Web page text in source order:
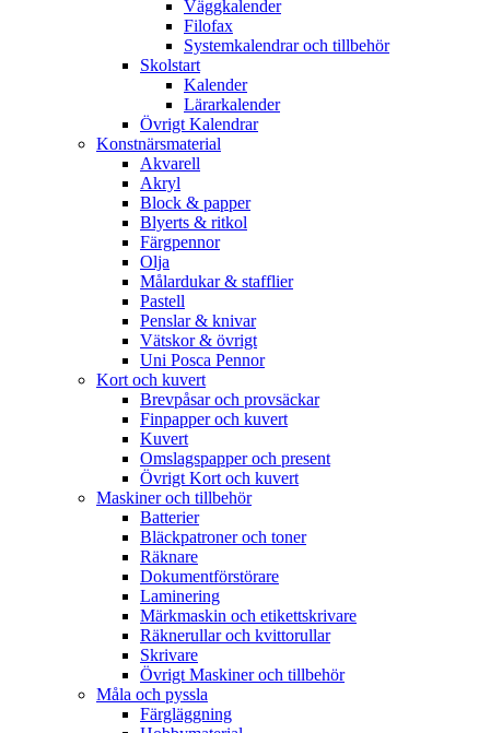
Väggkalender
Filofax
Systemkalendrar och tillbehör
Skolstart
Kalender
Lärarkalender
Övrigt Kalendrar
Konstnärsmaterial
Akvarell
Akryl
Block & papper
Blyerts & ritkol
Färgpennor
Olja
Målardukar & stafflier
Pastell
Penslar & knivar
Vätskor & övrigt
Uni Posca Pennor
Kort och kuvert
Brevpåsar och provsäckar
Finpapper och kuvert
Kuvert
Omslagspapper och present
Övrigt Kort och kuvert
Maskiner och tillbehör
Batterier
Bläckpatroner och toner
Räknare
Dokumentförstörare
Laminering
Märkmaskin och etikettskrivare
Räknerullar och kvittorullar
Skrivare
Övrigt Maskiner och tillbehör
Måla och pyssla
Färgläggning